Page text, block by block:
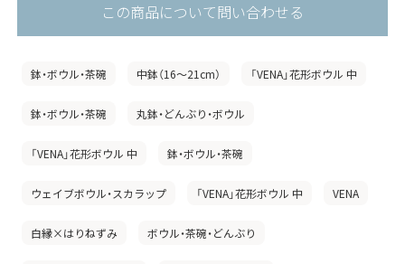
この商品について問い合わせる
鉢・ボウル・茶碗 中鉢（16〜21cm） 「VENA」花形ボウル 中
鉢・ボウル・茶碗 丸鉢・どんぶり・ボウル
「VENA」花形ボウル 中 鉢・ボウル・茶碗
ウェイブボウル・スカラップ 「VENA」花形ボウル 中 VENA
白縁×はりねずみ ボウル・茶碗・どんぶり